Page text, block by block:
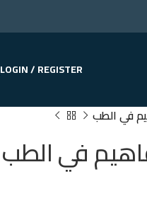
LOGIN / REGISTER
في الطب
في الطب